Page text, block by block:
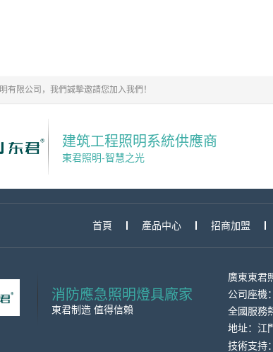
有限公司，我們誠摯邀請您加入我們！
建筑工程照明系統供應商
東君照明-智慧之光
首頁 產品中心 招商加盟
消防應急照明燈具廠家
東君制造 值得信賴
廣東東君
公司座機
全國服務
地址： 江
技術支持：